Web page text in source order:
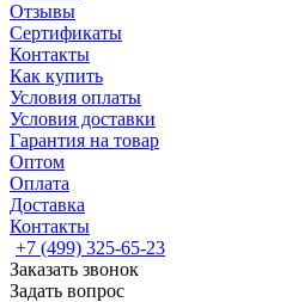
Отзывы
Сертификаты
Контакты
Как купить
Условия оплаты
Условия доставки
Гарантия на товар
Оптом
Оплата
Доставка
Контакты
+7 (499) 325-65-23
Заказать звонок
Задать вопрос